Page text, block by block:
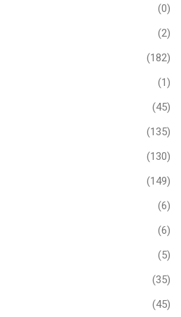
(0)
(2)
(182)
(1)
(45)
(135)
(130)
(149)
(6)
(6)
(5)
(35)
(45)